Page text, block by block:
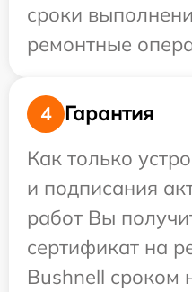
сроки
ремонтные
4
Гарантия
Как только
и подписания
работ Вы
сертификат на
Bushnell сроком